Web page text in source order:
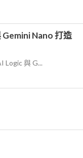
Nano 打造
Logic 與 G...